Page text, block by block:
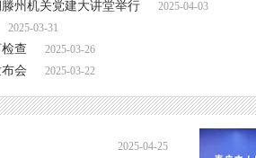
州机关党建大讲堂举行 2025-04-03
2025-03-31
查 2025-03-26
会 2025-03-22
2025-04-25